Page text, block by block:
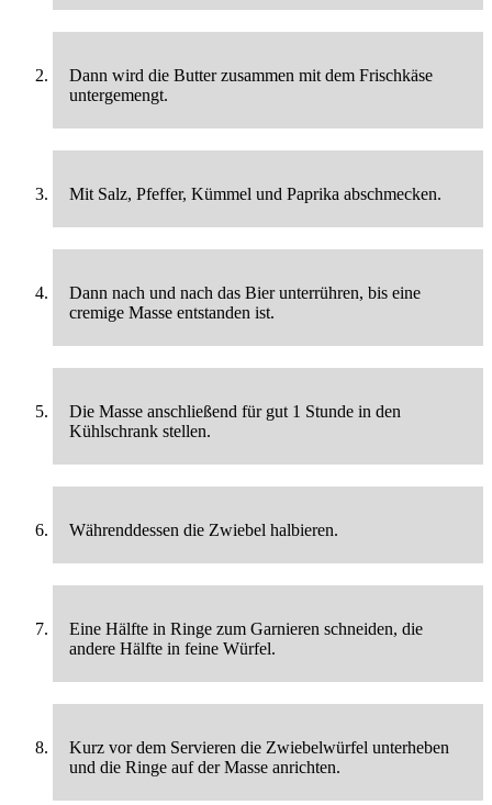
Dann wird die Butter zusammen mit dem Frischkäse
untergemengt.
Mit Salz, Pfeffer, Kümmel und Paprika abschmecken.
Dann nach und nach das Bier unterrühren, bis eine
cremige Masse entstanden ist.
Die Masse anschließend für gut 1 Stunde in den
Kühlschrank stellen.
Währenddessen die Zwiebel halbieren.
Eine Hälfte in Ringe zum Garnieren schneiden, die
andere Hälfte in feine Würfel.
Kurz vor dem Servieren die Zwiebelwürfel unterheben
und die Ringe auf der Masse anrichten.